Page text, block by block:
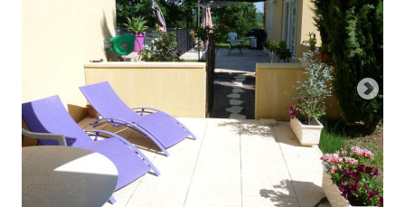
Vous pourrez aussi aller visiter la très belle ville d'Aix en Provence (à 45
minutes de route) ou Marseille (une heure), ou encore les magnifiques
villages du Luberon (Lourmarin, Cadenet, Cucurron, Ansouis …) à
seulement 45 minutes !
L'emplacement idéal de ce joli petit village permet de profiter au mieux
de notre belle région qu'est le Sud Est de la France !
La propriété dispose également d'un gîte T2 tout confort avec espace
terrasse, barbecue pouvant accueillir 4 personnes.
Les chambres disposent d'un frigo bar et du matériel nécessaire à une
boisson chaude (thé, infusion, café …)